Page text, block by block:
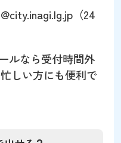
（24
ルなら受付時間外
しい方にも便利で